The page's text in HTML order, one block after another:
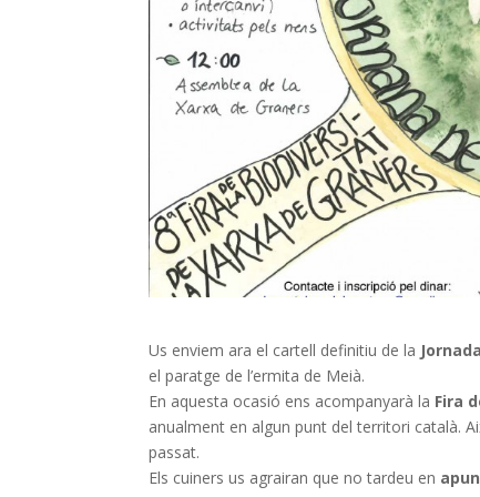
Us enviem ara el cartell definitiu de la
el paratge de l’ermita de Meià.
En aquesta ocasió ens acompanyarà la Fira
anualment en algun punt del territori català.
passat.
Els cuiners us agrairan que no tardeu en